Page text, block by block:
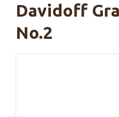
Davidoff
No.2